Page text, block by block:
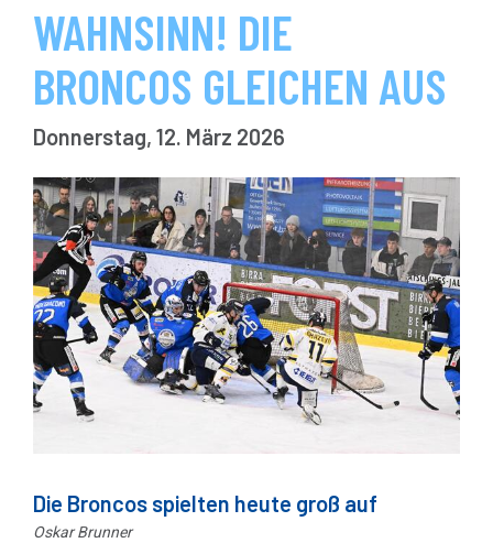
WAHNSINN! DIE
BRONCOS GLEICHEN AUS
Donnerstag, 12. März 2026
Die Broncos spielten heute groß auf
Oskar Brunner